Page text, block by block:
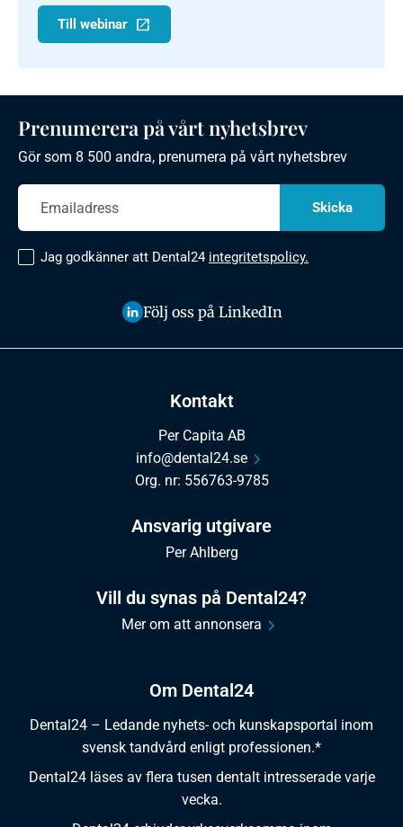
Till webinar
Om Dental24
Dental24 – Ledande nyhets- och kunskapsportal inom
svensk tandvård enligt professionen.*
Dental24 läses av flera tusen dentalt intresserade varje
vecka.
Kontakt
Per Capita AB
info@dental24.se
Org. nr: 556763-9785
Ansvarig utgivare
Per Ahlberg
Vill du synas på Dental24?
Mer om att annonsera
Prenumerera på vårt nyhetsbrev
Gör som 8 500 andra, prenumera på vårt nyhetsbrev
Jag godkänner att Dental24 integritetspolicy.
Följ oss på LinkedIn